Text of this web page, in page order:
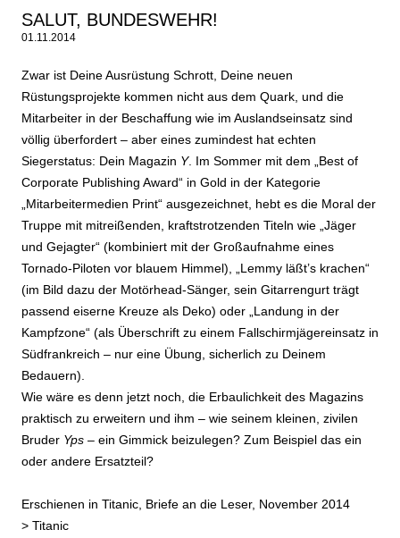
SALUT, BUNDESWEHR!
01.11.2014
Zwar ist Deine Ausrüstung Schrott, Deine neuen
Rüstungsprojekte kommen nicht aus dem Quark, und die
Mitarbeiter in der Beschaffung wie im Auslandseinsatz sind
völlig überfordert – aber eines zumindest hat echten
Siegerstatus: Dein Magazin Y. Im Sommer mit dem „Best of
Corporate Publishing Award“ in Gold in der Kategorie
„Mitarbeitermedien Print“ ausgezeichnet, hebt es die Moral der
Truppe mit mitreißenden, kraftstrotzenden Titeln wie „Jäger
und Gejagter“ (kombiniert mit der Großaufnahme eines
Tornado-Piloten vor blauem Himmel), „Lemmy läßt’s krachen“
(im Bild dazu der Motörhead-Sänger, sein Gitarrengurt trägt
passend eiserne Kreuze als Deko) oder „Landung in der
Kampfzone“ (als Überschrift zu einem Fallschirmjägereinsatz in
Südfrankreich – nur eine Übung, sicherlich zu Deinem
Bedauern).
Wie wäre es denn jetzt noch, die Erbaulichkeit des Magazins
praktisch zu erweitern und ihm – wie seinem kleinen, zivilen
Bruder Yps – ein Gimmick beizulegen? Zum Beispiel das ein
oder andere Ersatzteil?
Erschienen in Titanic, Briefe an die Leser, November 2014
> Titanic